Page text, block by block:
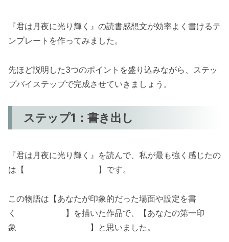
『君は月夜に光り輝く』の読書感想文が効率よく書けるテ
ンプレートを作ってみました。
先ほど説明した3つのポイントを盛り込みながら、ステッ
プバイステップで完成させていきましょう。
ステップ1：書き出し
『君は月夜に光り輝く』を読んで、私が最も強く感じたの
は【 】です。
この物語は【あなたが印象的だった場面や設定を書
く 】を描いた作品で、【あなたの第一印
象 】と思いました。